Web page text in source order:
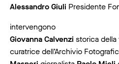
Alessandro Giuli Presidente
intervengono
Giovanna Calvenzi storica
curatrice dell’Archivio